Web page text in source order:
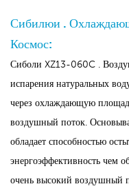
Сибилюи .
Космос:
Сиболи XZ13-060C .
испарения натуральных
через охлаждающую
воздушный поток.
обладает способностью
энергоэффективность
очень высокий